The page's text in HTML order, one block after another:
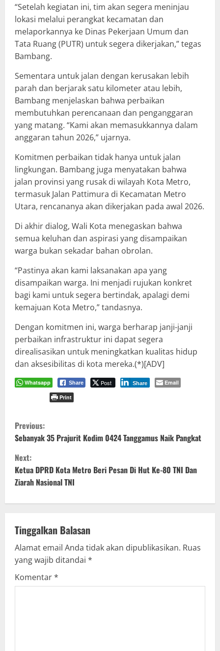
“Setelah kegiatan ini, tim akan segera meninjau
lokasi melalui perangkat kecamatan dan
melaporkannya ke Dinas Pekerjaan Umum dan
Tata Ruang (PUTR) untuk segera dikerjakan,” tegas
Bambang.
Sementara untuk jalan dengan kerusakan lebih
parah dan berjarak satu kilometer atau lebih,
Bambang menjelaskan bahwa perbaikan
membutuhkan perencanaan dan penganggaran
yang matang. “Kami akan memasukkannya dalam
anggaran tahun 2026,” ujarnya.
Komitmen perbaikan tidak hanya untuk jalan
lingkungan. Bambang juga menyatakan bahwa
jalan provinsi yang rusak di wilayah Kota Metro,
termasuk Jalan Pattimura di Kecamatan Metro
Utara, rencananya akan dikerjakan pada awal 2026.
Di akhir dialog, Wali Kota menegaskan bahwa
semua keluhan dan aspirasi yang disampaikan
warga bukan sekadar bahan obrolan.
“Pastinya akan kami laksanakan apa yang
disampaikan warga. Ini menjadi rujukan konkret
bagi kami untuk segera bertindak, apalagi demi
kemajuan Kota Metro,” tandasnya.
Dengan komitmen ini, warga berharap janji-janji
perbaikan infrastruktur ini dapat segera
direalisasikan untuk meningkatkan kualitas hidup
dan aksesibilitas di kota mereka.(*)[ADV]
Whatsapp Share Post Share
Email
Print
C
o
n
t
i
n
u
e
R
Previous:
Sebanyak 35 Prajurit Kodim 0424 Tanggamus Naik Pangkat
Next:
Ketua DPRD Kota Metro Beri Pesan Di Hut Ke-80 TNI Dan
Ziarah Nasional TNI
Tinggalkan Balasan
Alamat email Anda tidak akan dipublikasikan. Ruas
yang wajib ditandai *
Komentar*